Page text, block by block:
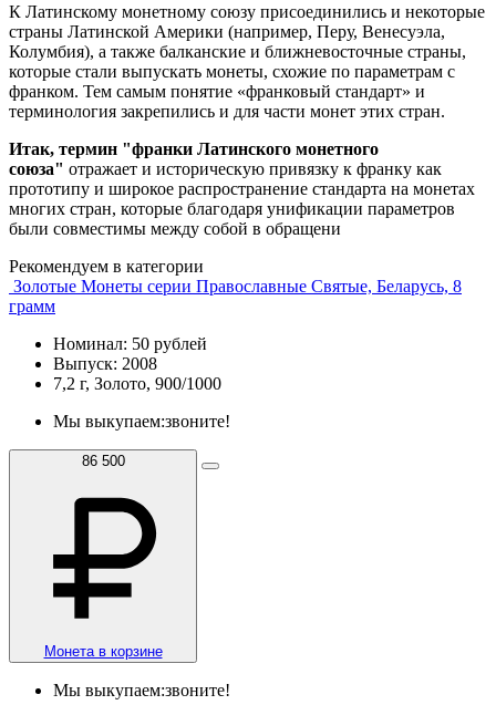
К Латинскому монетному союзу присоединились и некоторые
страны Латинской Америки (например, Перу, Венесуэла,
Колумбия), а также балканские и ближневосточные страны,
которые стали выпускать монеты, схожие по параметрам с
франком. Тем самым понятие «франковый стандарт» и
терминология закрепились и для части монет этих стран.
Итак, термин "франки Латинского монетного
союза" отражает и историческую привязку к франку как
прототипу и широкое распространение стандарта на монетах
многих стран, которые благодаря унификации параметров
были совместимы между собой в обращени
Рекомендуем в категории
Золотые Монеты серии Православные Святые, Беларусь, 8
грамм
Номинал: 50 рублей
Выпуск: 2008
7,2 г, Золото, 900/1000
Мы выкупаем:звоните!
86 500
Монета в корзине
Мы выкупаем:звоните!